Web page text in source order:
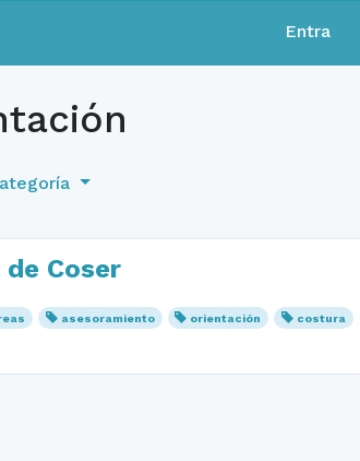
Entra
Coser
asesoramiento orientación costura